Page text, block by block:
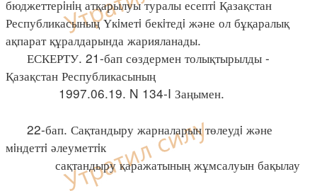
бюджеттерiнiң атқарылуы туралы есептi Қазақстан
Республикасының Үкiметi бекiтедi және ол бұқаралық
ақпарат құралдарында жарияланады.
ЕСКЕРТУ. 21-бап сөздермен толықтырылды -
Қазақстан Республикасының
1997.06.19. N 134-I Заңымен.
22-бап. Сақтандыру жарналарын төлеудi және
мiндеттi әлеуметтiк
сақтандыру қаражатының жұмсалуын бақылау